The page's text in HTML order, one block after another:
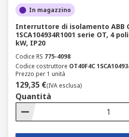
In magazzino
Interruttore di isolamento ABB
1SCA104934R1001 serie OT, 4
kW, IP20
Codice RS 775-4098
Codice costruttore OT40F4C
Prezzo per 1 unità
129,35 €(IVA esclusa)
Quantità